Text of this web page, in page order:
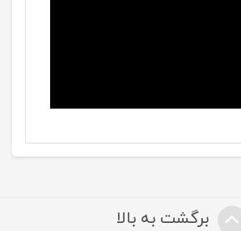
برگشت به بالا